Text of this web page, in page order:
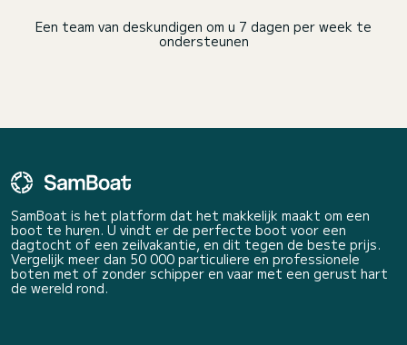
Een team van deskundigen om u 7 dagen per week te
ondersteunen
SamBoat is het platform dat het makkelijk maakt om een
boot te huren. U vindt er de perfecte boot voor een
dagtocht of een zeilvakantie, en dit tegen de beste prijs.
Vergelijk meer dan 50 000 particuliere en professionele
boten met of zonder schipper en vaar met een gerust hart
de wereld rond.